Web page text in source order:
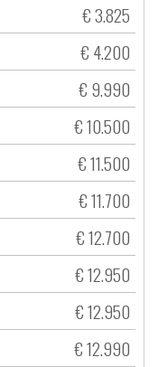
€ 3.825
€ 4.200
€ 9.990
€ 10.500
€ 11.500
€ 11.700
€ 12.700
€ 12.950
€ 12.950
€ 12.990